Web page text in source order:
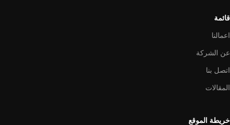
قائمة
اعمالنا
عن الشركة
اتصل بنا
المقالات
خريطة الموقع